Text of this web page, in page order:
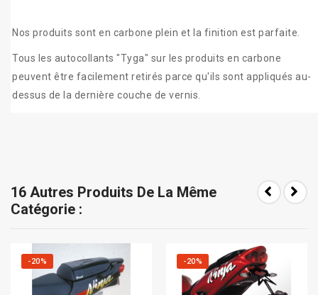
Nos produits sont en carbone plein et la finition est parfaite
Tous les autocollants "Tyga" sur les produits en carbone
peuvent être facilement retirés parce qu'ils sont appliqués au-
dessus de la dernière couche de vernis
16 Autres Produits De La Même
Catégorie :
-20% -20%